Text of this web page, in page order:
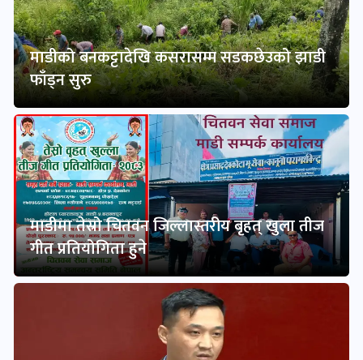
माडीको बनकट्टादेखि कसरासम्म सडकछेउको झाडी
फाँड्न सुरु
माडीमा तेस्रो चितवन जिल्लास्तरीय बृहत् खुला तीज
गीत प्रतियोगिता हुने